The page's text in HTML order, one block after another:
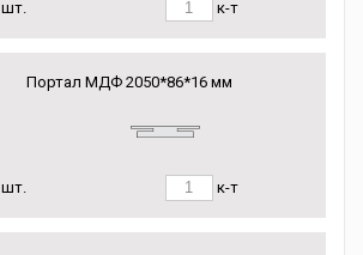
шт. к-т
Портал МДФ 2050*86*16 мм
шт. к-т